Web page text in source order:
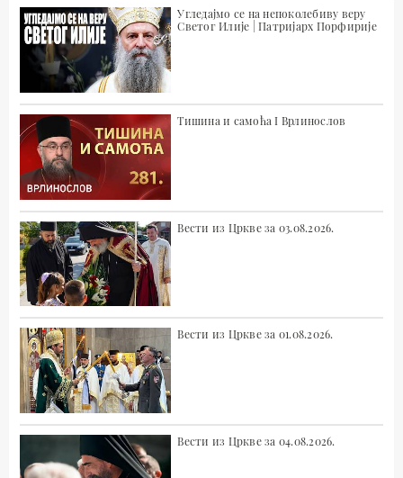
Угледајмо се на непоколебиву веру
Светог Илије | Патријарх Порфирије
Тишина и самоћа I Врлинослов
Вести из Цркве за 03.08.2026.
Вести из Цркве за 01.08.2026.
Вести из Цркве за 04.08.2026.